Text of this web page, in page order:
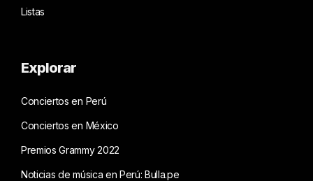
Listas
Explorar
Conciertos en Perú
Conciertos en México
Premios Grammy 2022
Noticias de música en Perú: Bulla.pe